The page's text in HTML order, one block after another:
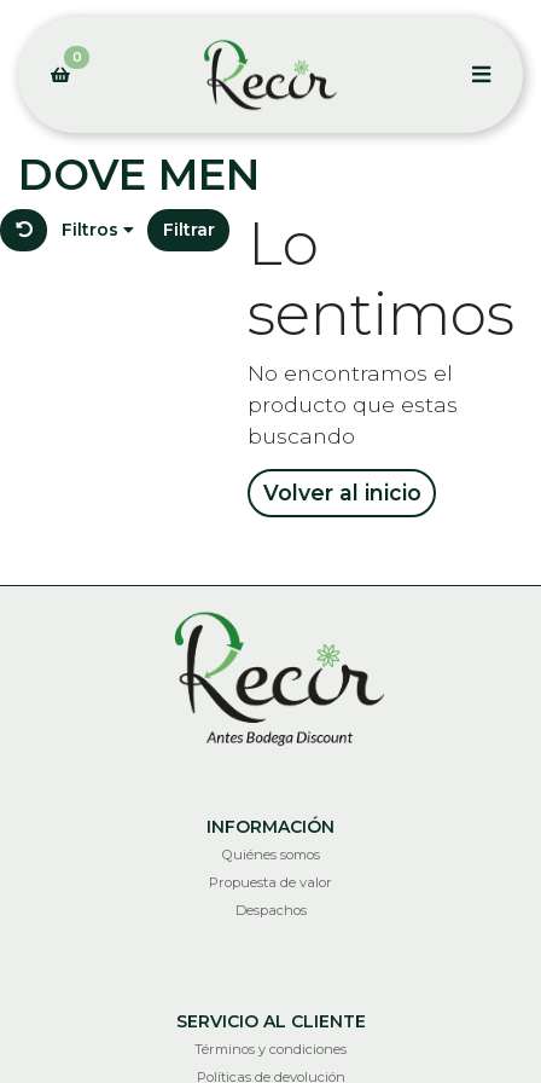
0
DOVE MEN
Filtros Filtrar
Lo
sentimos
No encontramos el
producto que estas
buscando
Volver al inicio
INFORMACIÓN
Quiénes somos
Propuesta de valor
Despachos
SERVICIO AL CLIENTE
Términos y condiciones
Políticas de devolución